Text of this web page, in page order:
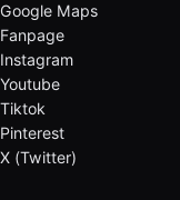
Google Maps
Fanpage
Instagram
Youtube
Tiktok
Pinterest
X (Twitter)